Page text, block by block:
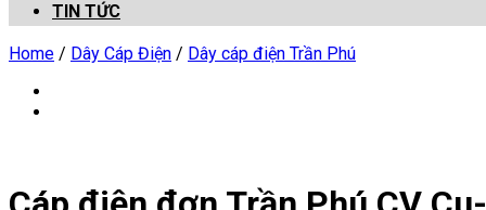
TIN TỨC
Home / Dây Cáp Điện / Dây cáp điện Trần Phú